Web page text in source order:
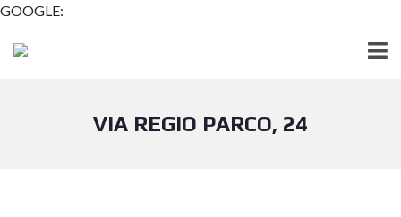
GOOGLE:
VIA REGIO PARCO, 24